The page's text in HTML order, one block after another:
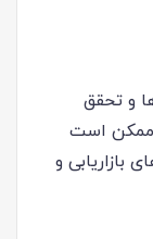
و تحقق
ممکن است
بازاریابی و